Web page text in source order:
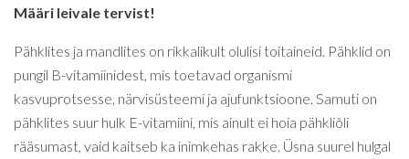
Määri leivale tervist!
Pähklites ja mandlites on rikkalikult olulisi toitaineid. Pähklid on
pungil B-vitamiinidest, mis toetavad organismi
kasvuprotsesse, närvisüsteemi ja ajufunktsioone. Samuti on
pähklites suur hulk E-vitamiini, mis ainult ei hoia pähkliõli
rääsumast, vaid kaitseb ka inimkehas rakke. Üsna suurel hulgal